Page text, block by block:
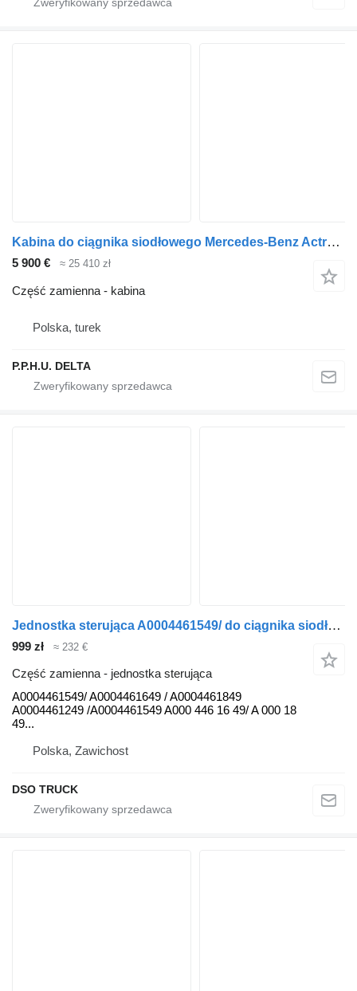
Kabina do ciągnika siodłowego Mercedes-Benz Actros Arocs Antos MP4 Euro 6
5 900 € ≈ 25 410 zł
Część zamienna - kabina
Polska, turek
P.P.H.U. DELTA
Jednostka sterująca A0004461549/ do ciągnika siodłowego Mercedes-Benz Actros MP4 Arocs Antos Axor
999 zł ≈ 232 €
Część zamienna - jednostka sterująca
A0004461549/ A0004461649 / A0004461849
A0004461249 /A0004461549 A000 446 16 49/ A 000 18
49...
Polska, Zawichost
DSO TRUCK